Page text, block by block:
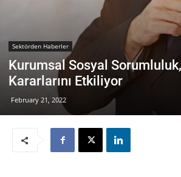
Sektörden Haberler
Kurumsal Sosyal
Kararlarını Etkiliyor
February 21, 2022